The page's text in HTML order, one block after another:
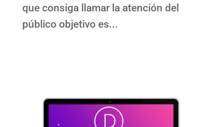
que consiga llamar la atención del
público objetivo es...